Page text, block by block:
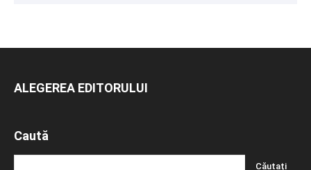
ALEGEREA EDITORULUI
Caută